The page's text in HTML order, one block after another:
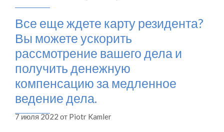
Все еще ждете карту резидента?
Вы можете ускорить
рассмотрение вашего дела и
получить денежную
компенсацию за медленное
ведение дела.
7 июля 2022 от Piotr Kamler